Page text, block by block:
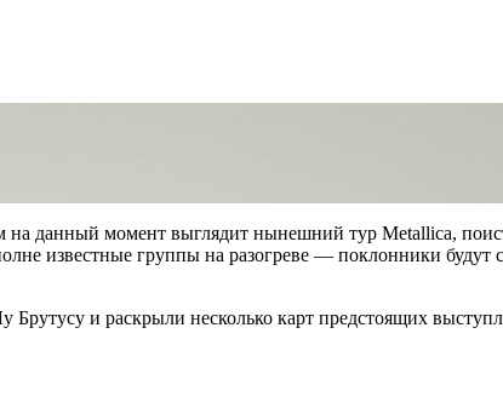
данный момент выглядит нынешний тур Metallica,
известные группы на разогреве — поклонники будут
и раскрыли несколько карт предстоящих